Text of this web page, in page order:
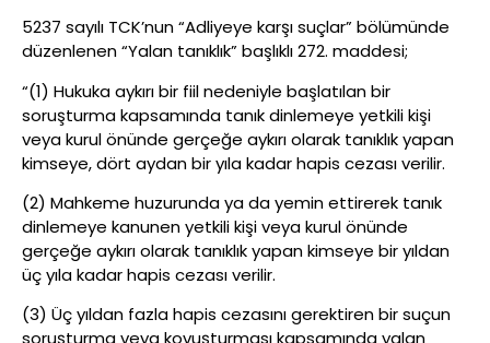
5237 sayılı TCK’nun “Adliyeye karşı suçlar” bölümünde
düzenlenen “Yalan tanıklık” başlıklı 272. maddesi;
“(1) Hukuka aykırı bir fiil nedeniyle başlatılan bir
soruşturma kapsamında tanık dinlemeye yetkili kişi
veya kurul önünde gerçeğe aykırı olarak tanıklık yapan
kimseye, dört aydan bir yıla kadar hapis cezası verilir.
(2) Mahkeme huzurunda ya da yemin ettirerek tanık
dinlemeye kanunen yetkili kişi veya kurul önünde
gerçeğe aykırı olarak tanıklık yapan kimseye bir yıldan
üç yıla kadar hapis cezası verilir.
(3) Üç yıldan fazla hapis cezasını gerektiren bir suçun